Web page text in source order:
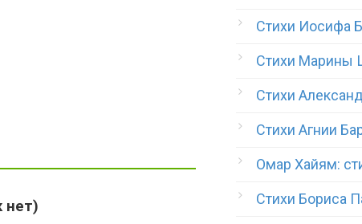
нет)
Стихи Иосифа
Стихи Марины
Стихи
Стихи Агнии
Омар Хайям:
Стихи Бориса